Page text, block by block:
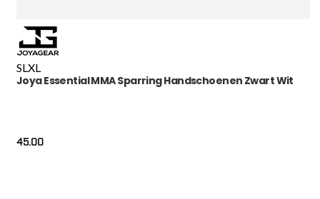
SLXL
Joya Essential MMA Sparring Handschoenen Zwart Wit
45.00